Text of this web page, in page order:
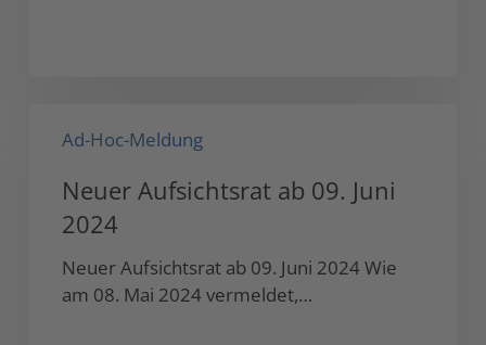
Aufsichtsrat
Ad-Hoc-Meldung
Neuer Aufsichtsrat ab 09. Juni
2024
Neuer Aufsichtsrat ab 09. Juni 2024 Wie
am 08. Mai 2024 vermeldet,…